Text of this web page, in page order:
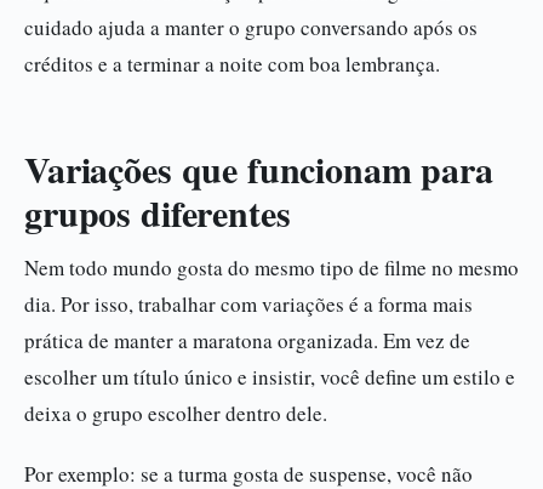
cuidado ajuda a manter o grupo conversando após os
créditos e a terminar a noite com boa lembrança.
Variações que funcionam para
grupos diferentes
Nem todo mundo gosta do mesmo tipo de filme no mesmo
dia. Por isso, trabalhar com variações é a forma mais
prática de manter a maratona organizada. Em vez de
escolher um título único e insistir, você define um estilo e
deixa o grupo escolher dentro dele.
Por exemplo: se a turma gosta de suspense, você não